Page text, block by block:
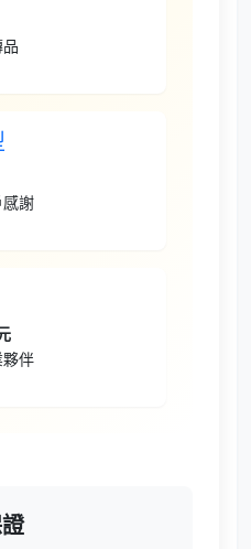
謝
伴